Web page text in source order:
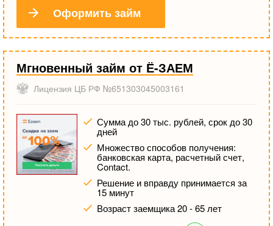
Оформить займ
Мгновенный займ от Ё-ЗАЕМ
Лицензия ЦБ РФ №651303045003161
Сумма до 30 тыс. рублей, срок до 30
дней
Множество способов получения:
банковская карта, расчетный счет,
Contact.
Решение и вправду принимается за
15 минут
Возраст заемщика 20 - 65 лет